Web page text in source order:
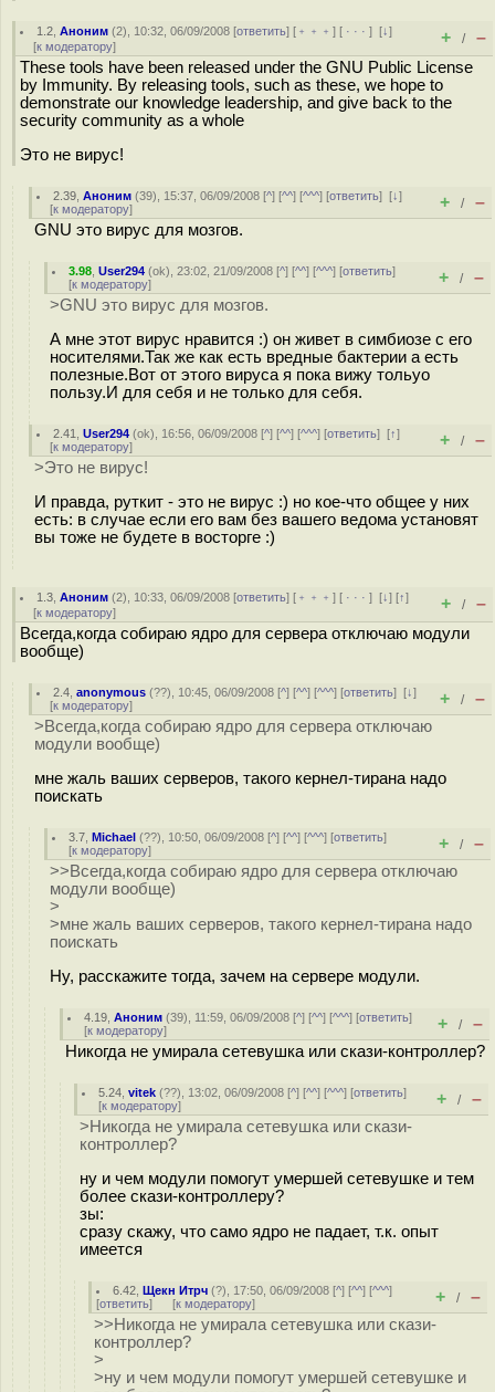
1.2 ,Аноним (2), 10:32, 06/09/2008 [ответить] [ ﹢﹢﹢] [ · · ·][↓]
[к модератору] + / –
These tools have been released under the GNU Public License
by Immunity. By releasing tools, such as these, we hope to
demonstrate our knowledge leadership, and give back to the
security community as a whole
Это не вирус!
2.39 ,Аноним (39), 15:37, 06/09/2008 [^] [^^] [^^^] [ответить][↓]
[к модератору] + / –
GNU это вирус для мозгов.
3.98 ,User294 (ok), 23:02, 21/09/2008 [^] [^^] [^^^] [ответить]
[к модератору] + / –
>GNU это вирус для мозгов.
А мне этот вирус нравится :) он живет в симбиозе с его
носителями.Так же как есть вредные бактерии а есть
полезные.Вот от этого вируса я пока вижу тольуо
пользу.И для себя и не только для себя.
2.41 ,User294 (ok), 16:56, 06/09/2008 [^] [^^] [^^^] [ответить][↑]
[к модератору] + / –
>Это не вирус!
И правда, руткит - это не вирус :) но кое-что общее у них
есть: в случае если его вам без вашего ведома установят
вы тоже не будете в восторге :)
1.3 ,Аноним (2), 10:33, 06/09/2008 [ответить] [ ﹢﹢﹢] [ · · ·][↓] [↑]
[к модератору] + / –
Всегда,когда собираю ядро для сервера отключаю модули
вообще)
2.4 ,anonymous (??), 10:45, 06/09/2008 [^] [^^] [^^^] [ответить][↓]
[к модератору] + / –
>Всегда,когда собираю ядро для сервера отключаю
модули вообще)
мне жаль ваших серверов, такого кернел-тирана надо
поискать
3.7 ,Michael (??), 10:50, 06/09/2008 [^] [^^] [^^^] [ответить]
[к модератору] + / –
>>Всегда,когда собираю ядро для сервера отключаю
модули вообще)
>
>мне жаль ваших серверов, такого кернел-тирана надо
поискать
Ну, расскажите тогда, зачем на сервере модули.
4.19 ,Аноним (39), 11:59, 06/09/2008 [^] [^^] [^^^] [ответить]
[к модератору] + / –
Никогда не умирала сетевушка или скази-контроллер?
5.24 ,vitek (??), 13:02, 06/09/2008 [^] [^^] [^^^] [ответить]
[к модератору] + / –
>Никогда не умирала сетевушка или скази-
контроллер?
ну и чем модули помогут умершей сетевушке и тем
более скази-контроллеру?
зы:
сразу скажу, что само ядро не падает, т.к. опыт
имеется
6.42 ,Щекн Итрч (?), 17:50, 06/09/2008 [^] [^^] [^^^]
[ответить] [к модератору] + / –
>>Никогда не умирала сетевушка или скази-
контроллер?
>
>ну и чем модули помогут умершей сетевушке и